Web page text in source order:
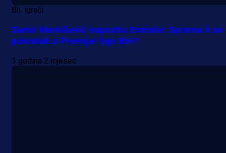
Bh. igrači
Samir Memišević napustio Emirate: Sprema li se
povratak u Premijer ligu BiH?
1 godina 2 mjesec